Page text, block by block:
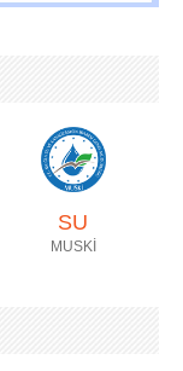
SU
MUSKİ